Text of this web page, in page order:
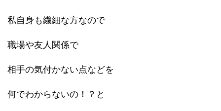
私自身も繊細な方なので
職場や友人関係で
相手の気付かない点などを
何でわからないの！？と